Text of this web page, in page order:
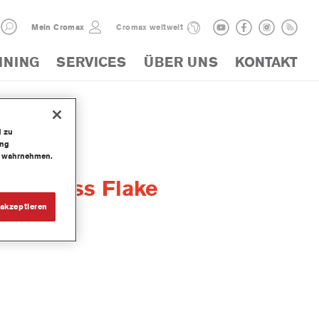
Mein Cromax Cromax weltweit
SERVICES ÜBER UNS KONTAKT
Glass Flake
zu